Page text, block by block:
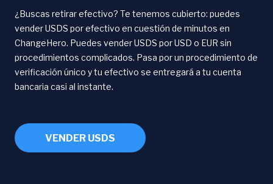
¿Buscas retirar efectivo? Te tenemos cubierto: puedes
vender USDS por efectivo en cuestión de minutos en
ChangeHero. Puedes vender USDS por USD o EUR sin
procedimientos complicados. Pasa por un procedimiento de
verificación único y tu efectivo se entregará a tu cuenta
bancaria casi al instante.
VENDER USDS